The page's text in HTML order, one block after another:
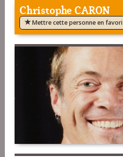
Christophe CARON
Mettre cette personne en favori